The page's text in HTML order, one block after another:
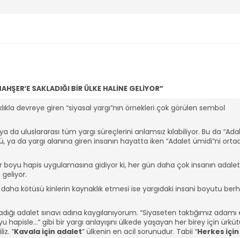
SAKLADIĞI BİR ÜLKE HALİNE GELİYOR”
devreye giren “siyasal yargı”nın örnekleri çok görülen sembol
da uluslararası tüm yargı süreçlerini anlamsız kılabiliyor. Bu da
ya da yargı alanına giren insanın hayatta iken “Adalet ümidi”ni
boyu hapis uygulamasına gidiyor ki, her gün daha çok insanın adalet
geliyor.
kötüsü kinlerin kaynaklık etmesi ise yargıdaki insani boyutu
adalet sınavı adına kaygılanıyorum. “Siyaseten taktığımız adamı
gibi bir yargı anlayışını ülkede yaşayan her birey için
“Kavala için adalet” ülkenin en acil sorunudur. Tabii “Herkes için